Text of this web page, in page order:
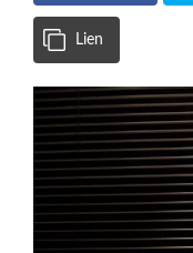
Lien